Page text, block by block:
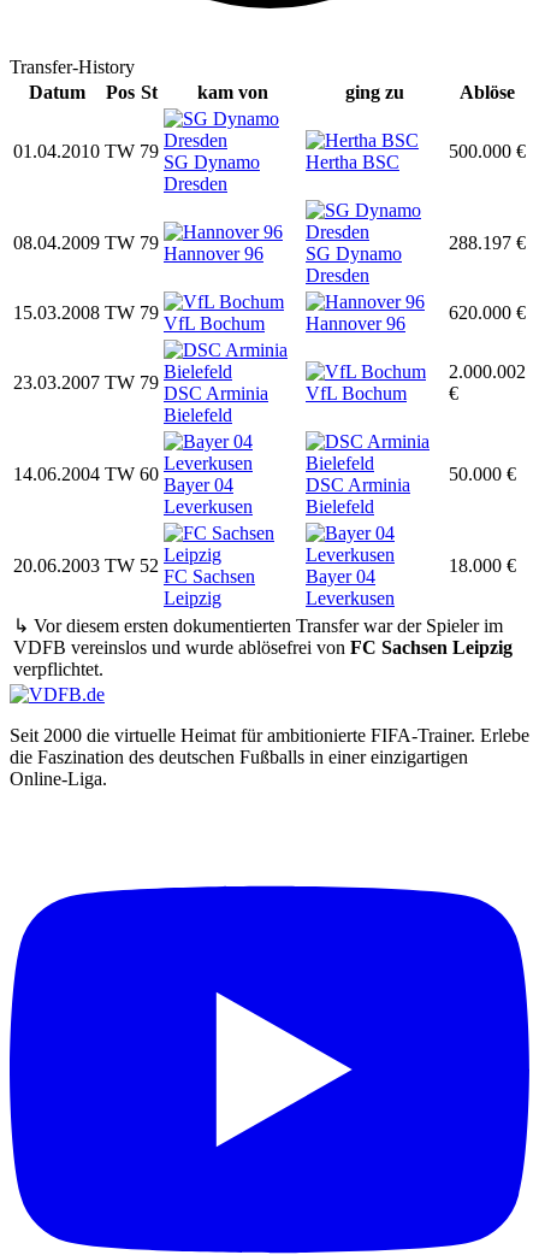
Transfer-History
Datum
Pos St kam von ging zu Ablöse
01.04.2010 TW 79
SG Dynamo
Dresden
Hertha BSC
500.000 €
08.04.2009 TW 79
Hannover 96
SG Dynamo
Dresden
288.197 €
15.03.2008 TW 79
VfL Bochum Hannover 96
620.000 €
23.03.2007 TW 79
DSC Arminia
Bielefeld
VfL Bochum
2.000.002
€
14.06.2004 TW 60
Bayer 04
Leverkusen
DSC Arminia
Bielefeld
50.000 €
20.06.2003 TW 52
FC Sachsen
Leipzig
Bayer 04
Leverkusen
18.000 €
↳ Vor diesem ersten dokumentierten Transfer war der Spieler im
VDFB vereinslos und wurde ablösefrei von FC Sachsen Leipzig
verpflichtet.
Seit 2000 die virtuelle Heimat für ambitionierte FIFA-Trainer. Erlebe
die Faszination des deutschen Fußballs in einer einzigartigen
Online-Liga.